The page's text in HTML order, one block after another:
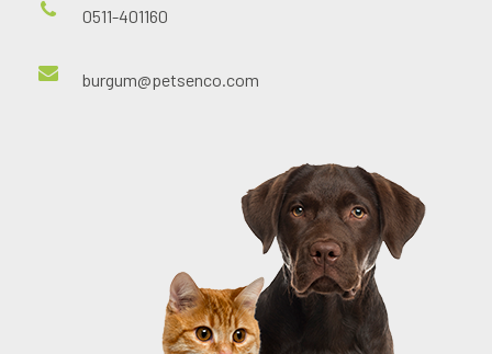
0511-401160
burgum@petsenco.com